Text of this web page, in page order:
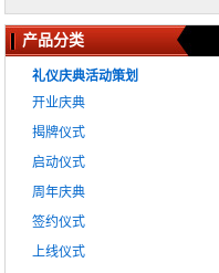
产品分类
礼仪庆典活动策划
开业庆典
揭牌仪式
启动仪式
周年庆典
签约仪式
上线仪式